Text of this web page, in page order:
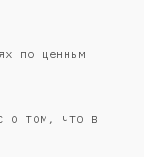
по ценным
о том, что в